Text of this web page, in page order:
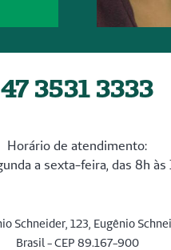
47 3531 3333
Horário de atendimento:
a sexta-feira, das 8h às
Schneider, 123, Eugênio
Brasil - CEP 89.167-900